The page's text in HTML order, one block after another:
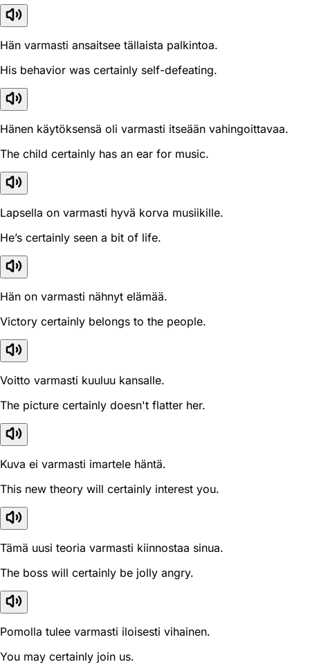
Hän varmasti ansaitsee tällaista palkintoa.
His behavior was certainly self-defeating.
Hänen käytöksensä oli varmasti itseään vahingoittavaa.
The child certainly has an ear for music.
Lapsella on varmasti hyvä korva musiikille.
He’s certainly seen a bit of life.
Hän on varmasti nähnyt elämää.
Victory certainly belongs to the people.
Voitto varmasti kuuluu kansalle.
The picture certainly doesn't flatter her.
Kuva ei varmasti imartele häntä.
This new theory will certainly interest you.
Tämä uusi teoria varmasti kiinnostaa sinua.
The boss will certainly be jolly angry.
Pomolla tulee varmasti iloisesti vihainen.
You may certainly join us.